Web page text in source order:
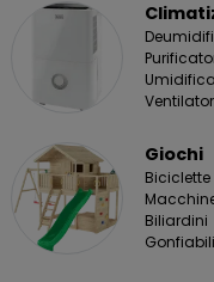
Giochi
Biciclette
Biliardini
Gonfiabili